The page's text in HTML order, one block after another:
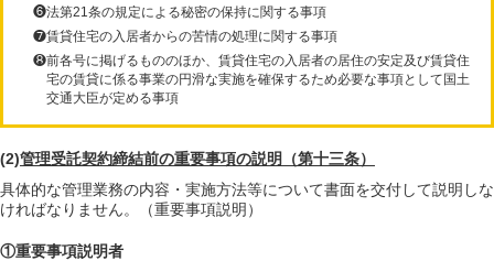
❻法第21条の規定による秘密の保持に関する事項
❼賃貸住宅の入居者からの苦情の処理に関する事項
❽前各号に掲げるもののほか、賃貸住宅の入居者の居住の安定及び賃貸住
宅の賃貸に係る事業の円滑な実施を確保するため必要な事項として国土
交通大臣が定める事項
(2)管理受託契約締結前の重要事項の説明（第十三条）
具体的な管理業務の内容・実施方法等について書面を交付して説明しな
ければなりません。（重要事項説明）
①重要事項説明者